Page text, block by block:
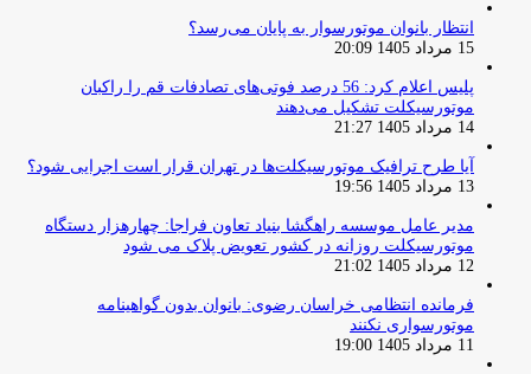
انتظار بانوان موتورسوار به پایان می‌رسد؟
15 مرداد 1405 20:09
پلیس اعلام کرد: 56 درصد فوتی‌های تصادفات قم را راکبان
موتورسیکلت تشکیل می‌دهند
14 مرداد 1405 21:27
آیا طرح ترافیک موتورسیکلت‌ها در تهران قرار است اجرایی شود؟
13 مرداد 1405 19:56
مدیر عامل موسسه راهگشا بنیاد تعاون فراجا: چهارهزار دستگاه
موتورسیکلت روزانه در کشور تعویض پلاک می شود
12 مرداد 1405 21:02
فرمانده انتظامی خراسان رضوی: بانوان بدون گواهینامه
موتورسواری نکنند
11 مرداد 1405 19:00